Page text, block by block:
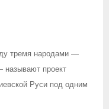
тремя народами —
называют проект
Руси под одним